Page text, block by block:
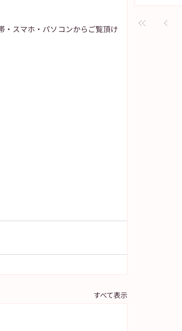
・スマホ・パソコンからご覧頂け
すべて表示